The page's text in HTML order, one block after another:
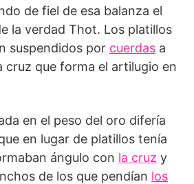
de fiel de esa balanza el
la verdad Thot. Los platillos
suspendidos por cuerdas a
cruz que forma el artilugio en
en el peso del oro difería
en lugar de platillos tenía
ángulo con la cruz y
de los que pendían los